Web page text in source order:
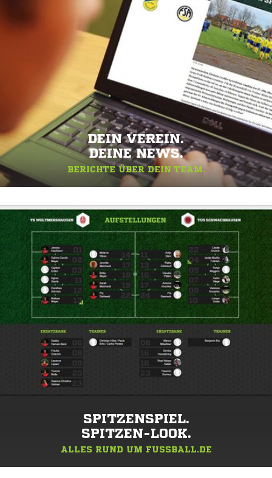
DEIN VEREIN.
DEINE NEWS.
BERICHTE ÜBER DEIN TEAM.
SPITZENSPIEL.
SPITZEN-LOOK.
ALLES RUND UM FUSSBALL.DE